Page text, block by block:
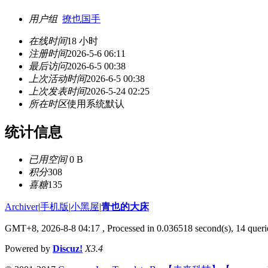
用户组 撩也国手
在线时间18 小时
注册时间2026-5-6 06:11
最后访问2026-6-5 00:38
上次活动时间2026-6-5 00:38
上次发表时间2026-5-24 02:25
所在时区使用系统默认
统计信息
已用空间0 B
积分308
喜糖135
Archiver|手机版|小黑屋|青也的大床
GMT+8, 2026-8-8 04:17 , Processed in 0.036518 second(s), 14
Powered by Discuz! X3.4